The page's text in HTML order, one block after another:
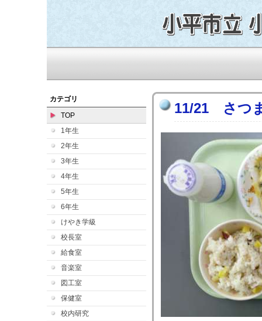
カテゴリ
TOP
1年生
2年生
3年生
4年生
5年生
6年生
けやき学級
校長室
給食室
音楽室
図工室
保健室
校内研究
11/21 さつ